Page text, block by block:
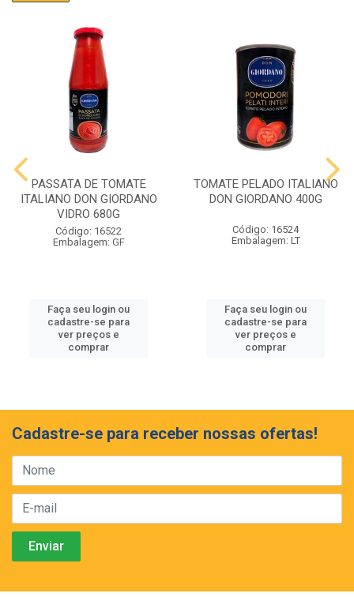
PASSATA DE TOMATE
ITALIANO DON GIORDANO
VIDRO 680G
Código: 16522
Embalagem: GF
Faça seu login ou
cadastre-se para
ver preços e
comprar
TOMATE PELADO ITALIANO
DON GIORDANO 400G
Código: 16524
Embalagem: LT
Faça seu login ou
cadastre-se para
ver preços e
comprar
Cadastre-se para receber nossas ofertas!